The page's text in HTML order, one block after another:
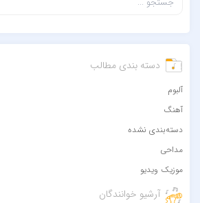
دسته بندی مطالب
آلبوم
آهنگ
دسته‌بندی نشده
مداحی
موزیک ویدیو
آرشیو خوانندگان